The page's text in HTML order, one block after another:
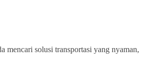
mencari solusi transportasi yang nyaman,